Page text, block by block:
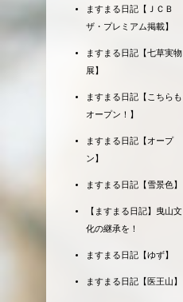
ますまる日記【ＪＣＢ
ザ・プレミアム掲載】
ますまる日記【七草実物
展】
ますまる日記【こちらも
オープン！】
ますまる日記【オープ
ン】
ますまる日記【雪景色】
【ますまる日記】曳山文
化の継承を！
ますまる日記【ゆず】
ますまる日記【医王山】